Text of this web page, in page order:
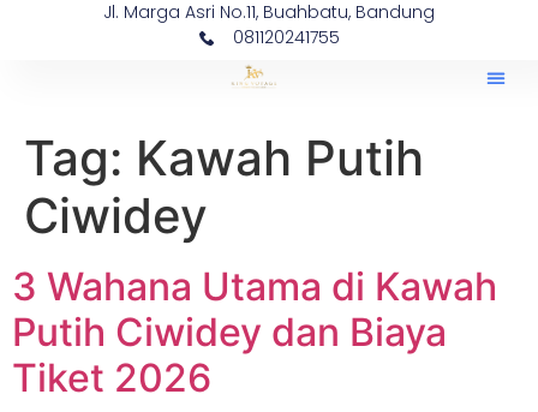
Jl. Marga Asri No.11, Buahbatu, Bandung
081120241755
Tag: Kawah Putih
Ciwidey
3 Wahana Utama di Kawah
Putih Ciwidey dan Biaya
Tiket 2026